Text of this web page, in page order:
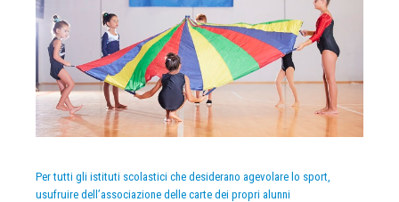
Per tutti gli istituti scolastici che desiderano agevolare lo sport,
usufruire dell’associazione delle carte dei propri alunni